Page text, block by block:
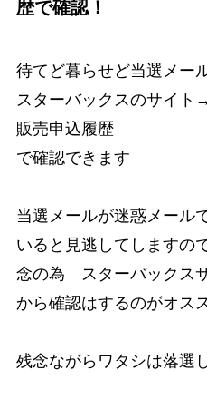
歴で確認！
待てど暮らせど当選メー
スターバックスのサイ
販売申込履歴
で確認できます
当選メールが迷惑メール
いると見逃してしますので
念の為 スターバックス
から確認はするのがオス
残念ながらワタシは落選